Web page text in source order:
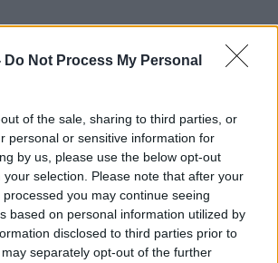
Do Not Process My Personal
of the sale, sharing to third parties, or
personal or sensitive information for
by us, please use the below opt-out
selection. Please note that after your
you may continue seeing
based on personal information utilized by
disclosed to third parties prior to
separately opt-out of the further
⇑
le plaisir musical :
apprenez la guitare chez
les MP3 sur
les MP3 ou trouver le CD sur